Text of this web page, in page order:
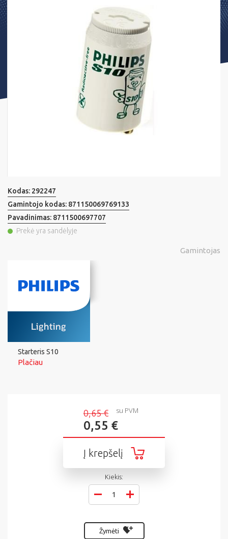
Kodas: 292247
Gamintojo kodas: 871150069769133
Pavadinimas: 8711500697707
Prekė yra sandėlyje
Gamintojas
Starteris S10
Plačiau
0,65 €
0,55 €
su PVM
Į krepšelį
Kiekis:
Žymėti